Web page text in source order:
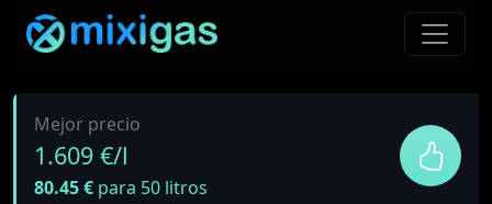
Mejor precio
1.609 €/l
80.45 € para 50 litros